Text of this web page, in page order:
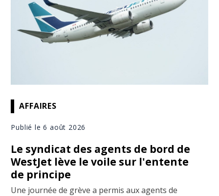
AFFAIRES
Publié le 6 août 2026
Le syndicat des agents de bord de
WestJet lève le voile sur l'entente
de principe
Une journée de grève a permis aux agents de